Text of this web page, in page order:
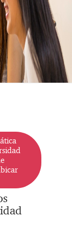
+
+
+
exterior,
al
GMF